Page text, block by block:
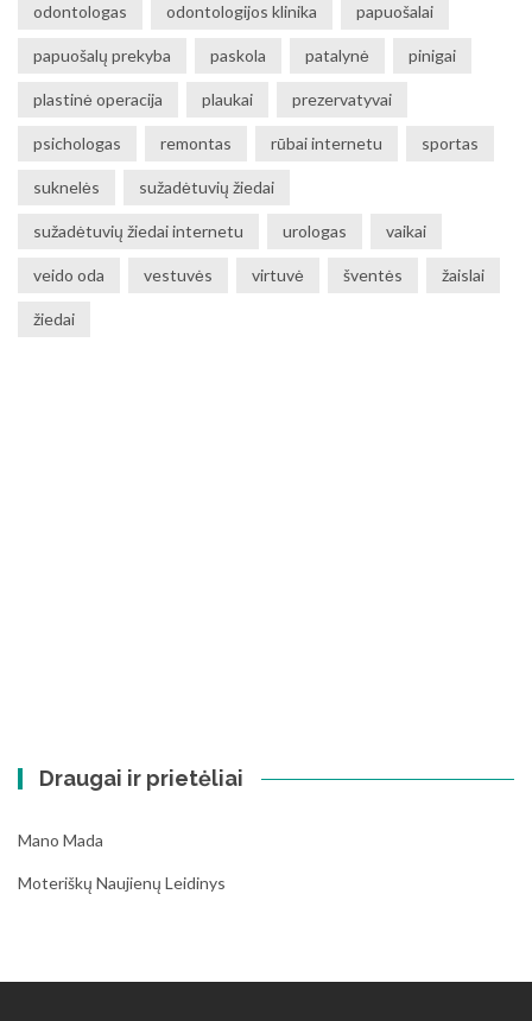
odontologas odontologijos klinika papuošalai
papuošalų prekyba paskola patalynė pinigai
plastinė operacija plaukai prezervatyvai
psichologas remontas rūbai internetu sportas
suknelės sužadėtuvių žiedai
sužadėtuvių žiedai internetu urologas vaikai
veido oda vestuvės virtuvė šventės žaislai
žiedai
Draugai ir prietėliai
Mano Mada
Moteriškų Naujienų Leidinys